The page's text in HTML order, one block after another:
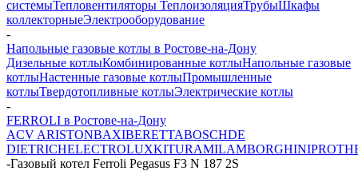
системыТепловентиляторы ТеплоизоляцияТрубыШкафы
коллекторныеЭлектрооборудование
-
Напольные газовые котлы в Ростове-на-Дону
Дизельные котлыКомбинированные котлыНапольные газовые
котлыНастенные газовые котлыПромышленные
котлыТвердотопливные котлыЭлектрические котлы
-
FERROLI в Ростове-на-Дону
ACV ARISTONBAXIBERETTABOSCHDE
DIETRICHELECTROLUXKITURAMILAMBORGHINI
-Газовый котел Ferroli Pegasus F3 N 187 2S